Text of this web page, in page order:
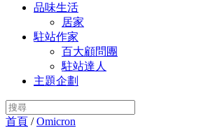
品味生活
居家
駐站作家
百大顧問團
駐站達人
主題企劃
首頁 /Omicron